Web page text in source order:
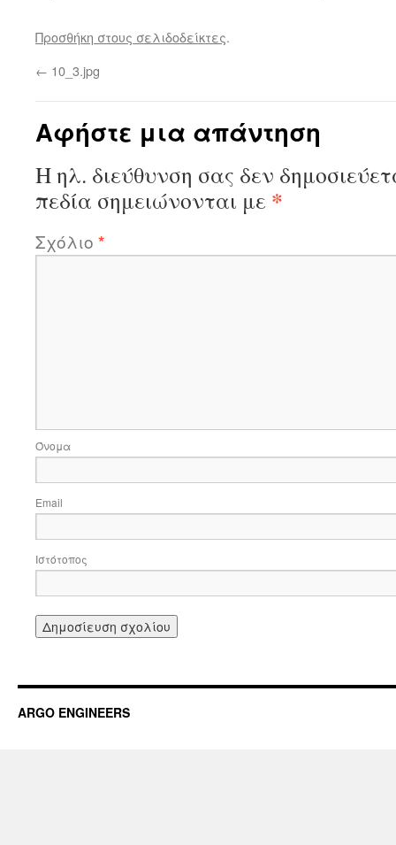
Προσθήκη στους σελιδοδείκτες.
← 10_3.jpg
Αφήστε μια απάντηση
Η ηλ. διεύθυνση σας δεν
πεδία σημειώνονται με *
Σχόλιο *
Όνομα
Email
Ιστότοπος
ARGO ENGINEERS